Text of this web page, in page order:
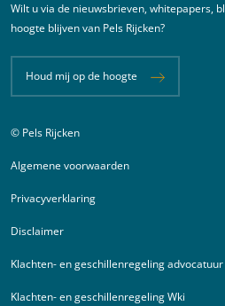
Wilt u via de nieuwsbrieven, whitepapers,
hoogte blijven van Pels Rijcken?
Houd mij op de hoogte
Juridische informatie
© Pels Rijcken
Algemene voorwaarden
Privacyverklaring
Disclaimer
Klachten- en geschillenregeling advocatuur
Klachten- en geschillenregeling Wki